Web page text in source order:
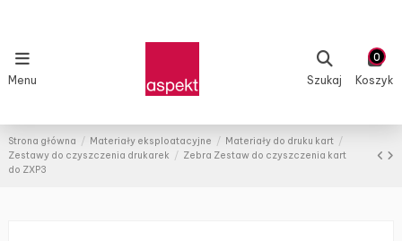
Menu Szukaj
0
Koszyk
Strona główna Materiały eksploatacyjne
Materiały do druku kart
Zestawy do czyszczenia drukarek
Zebra Zestaw do czyszczenia kart
do ZXP3